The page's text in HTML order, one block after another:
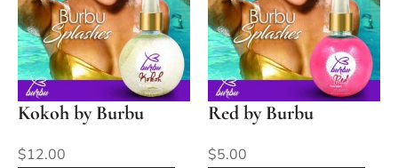
Kokoh by Burbu
$12.00
Red by Burbu
$5.00